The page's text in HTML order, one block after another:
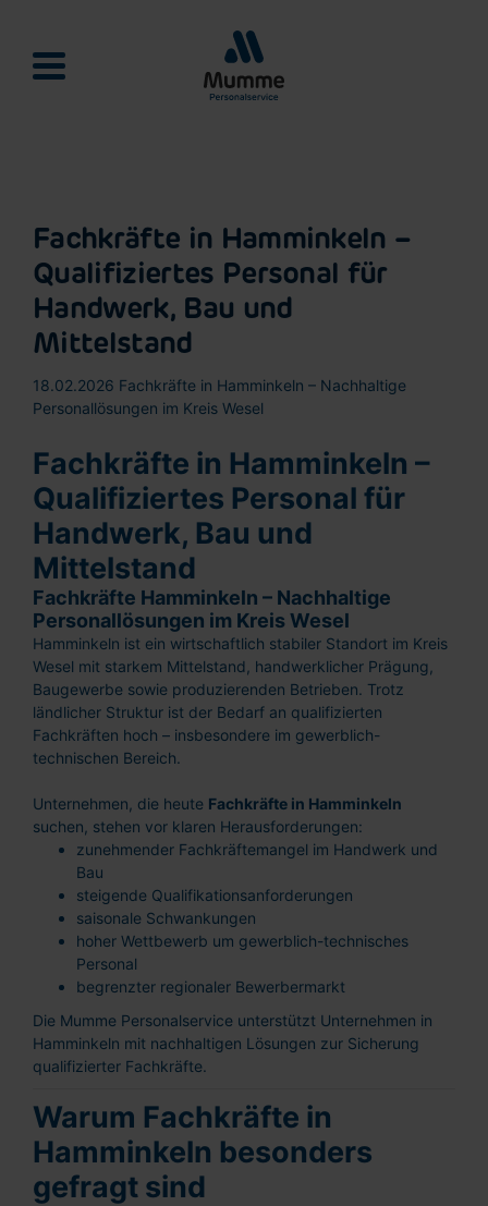
Mumme Personalservie
Fachkräfte in Hamminkeln –
Qualifiziertes Personal für
Handwerk, Bau und
Mittelstand
18.02.2026 Fachkräfte in Hamminkeln – Nachhaltige
Personallösungen im Kreis Wesel
Fachkräfte in Hamminkeln –
Qualifiziertes Personal für
Handwerk, Bau und
Mittelstand
Fachkräfte Hamminkeln – Nachhaltige
Personallösungen im Kreis Wesel
Hamminkeln ist ein wirtschaftlich stabiler Standort im Kreis
Wesel mit starkem Mittelstand, handwerklicher Prägung,
Baugewerbe sowie produzierenden Betrieben. Trotz
ländlicher Struktur ist der Bedarf an qualifizierten
Fachkräften hoch – insbesondere im gewerblich-
technischen Bereich.
Unternehmen, die heute Fachkräfte in Hamminkeln
suchen, stehen vor klaren Herausforderungen:
zunehmender Fachkräftemangel im Handwerk und
Bau
steigende Qualifikationsanforderungen
saisonale Schwankungen
hoher Wettbewerb um gewerblich-technisches
Personal
begrenzter regionaler Bewerbermarkt
Die Mumme Personalservice unterstützt Unternehmen in
Hamminkeln mit nachhaltigen Lösungen zur Sicherung
qualifizierter Fachkräfte.
Warum Fachkräfte in
Hamminkeln besonders
gefragt sind